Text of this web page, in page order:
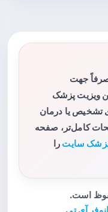
جهت
ویزیت پزشک
تشخیص یا درمان
کامل‌تر، صفحه
سایت را